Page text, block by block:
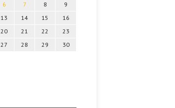
6 7 8
9
13 14 15
16
20 21 22
23
27 28 29
30